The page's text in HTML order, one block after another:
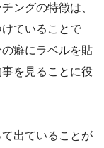
ングの特徴は、
ていることで
癖にラベルを貼
を見ることに役
出ていることが